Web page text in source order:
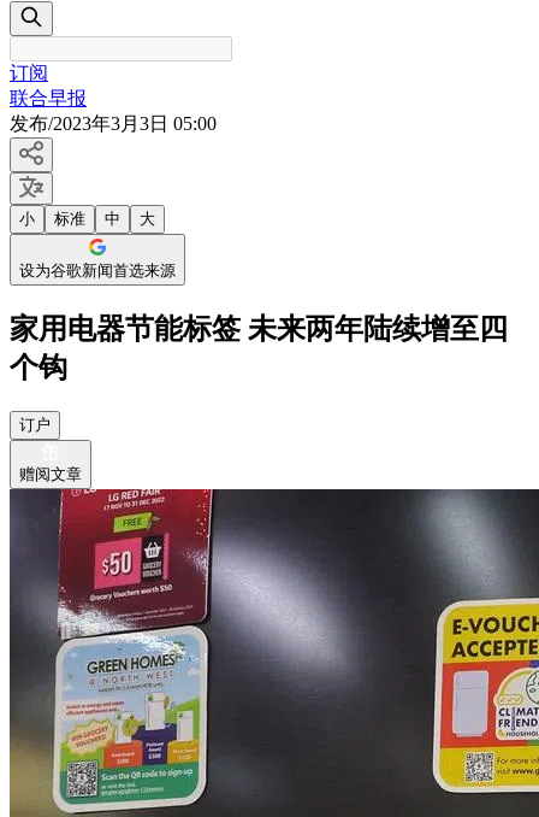
订阅
联合早报
发布/2023年3月3日 05:00
小 标准 中 大
设为谷歌新闻首选来源
家用电器节能标签 未来两年陆续增至四
个钩
订户
赠阅文章